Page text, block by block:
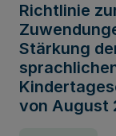
Richtlinie
Stärkung
von August